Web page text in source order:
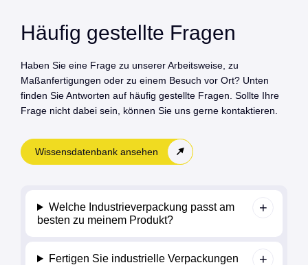
Häufig gestellte Fragen
Haben Sie eine Frage zu unserer Arbeitsweise, zu
Maßanfertigungen oder zu einem Besuch vor Ort? Unten
finden Sie Antworten auf häufig gestellte Fragen. Sollte Ihre
Frage nicht dabei sein, können Sie uns gerne kontaktieren.
Wissensdatenbank ansehen
Welche Industrieverpackung passt am
besten zu meinem Produkt?
Fertigen Sie industrielle Verpackungen